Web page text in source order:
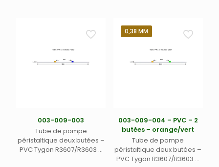
003-009-003
Tube de pompe
péristaltique deux butées –
PVC Tygon R3607/R3603 –
0,38 MM
003-009-004 – PVC – 2
butées – orange/vert
Tube de pompe
péristaltique deux butées –
PVC Tygon R3607/R3603 –